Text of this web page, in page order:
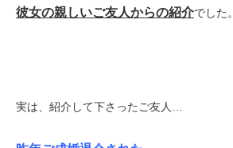
彼女の親しいご友人からの紹介でした。
実は、紹介して下さったご友人…